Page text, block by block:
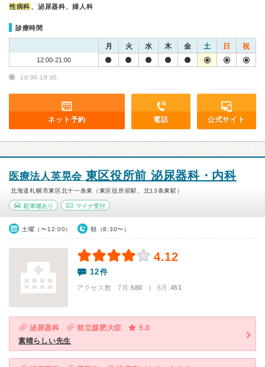
性病科 、泌尿器科、婦人科
診療時間
月 火 水 木 金 土 日 祝
12:00-21:00
10:00-19:00
ネット予約 電話 公式サイト
医療法人英晃会 東区役所前 泌尿器科・内科
北海道札幌市東区北十一条東（東区役所前駅、北13条東駅）
駐車場あり マイナ受付
土曜（〜12:00） 朝（8:30〜）
4.12
12件
アクセス数 7月:580 | 6月:451
泌尿器科 前立腺肥大症
5.0
素晴らしい先生